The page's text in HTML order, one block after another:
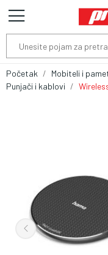
Početak Mobiteli i
Punjači i kablovi